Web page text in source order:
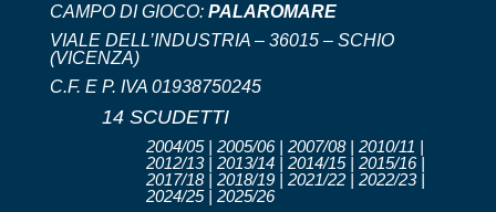
CAMPO DI GIOCO: PALAROMARE
VIALE DELL’INDUSTRIA – 36015 – SCHIO
(VICENZA)
C.F. E P. IVA 01938750245
14 SCUDETTI
2004/05 | 2005/06 | 2007/08 | 2010/11 |
2012/13 | 2013/14 | 2014/15 | 2015/16 |
2017/18 | 2018/19 | 2021/22 | 2022/23 |
2024/25 | 2025/26